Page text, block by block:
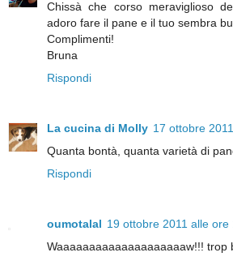
Chissà che corso meraviglioso
adoro fare il pane e il tuo sembra
Complimenti!
Bruna
Rispondi
La cucina di Molly 17 ottobre
Quanta bontà, quanta varietà di
Rispondi
oumotalal 19 ottobre 2011 alle ore
Waaaaaaaaaaaaaaaaaaaaw!!! trop